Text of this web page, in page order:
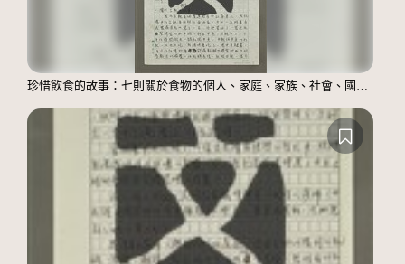
珍惜飲食的故事：七則關於食物的個人、家庭、家族、社會、國族記憶